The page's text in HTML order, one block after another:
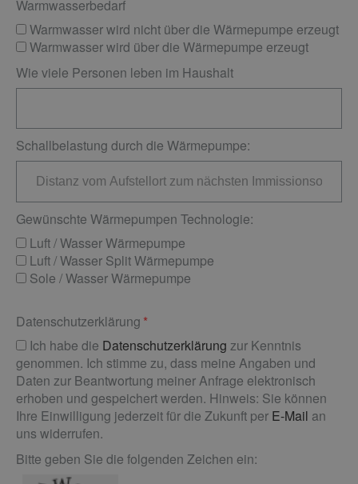
Warmwasserbedarf
Warmwasser wird nicht über die Wärmepumpe erzeugt
Warmwasser wird über die Wärmepumpe erzeugt
Wie viele Personen leben im Haushalt
Schallbelastung durch die Wärmepumpe:
Gewünschte Wärmepumpen Technologie:
Luft / Wasser Wärmepumpe
Luft / Wasser Split Wärmepumpe
Sole / Wasser Wärmepumpe
Datenschutzerklärung
Ich habe die Datenschutzerklärung zur Kenntnis
genommen. Ich stimme zu, dass meine Angaben und
Daten zur Beantwortung meiner Anfrage elektronisch
erhoben und gespeichert werden. Hinweis: Sie können
Ihre Einwilligung jederzeit für die Zukunft per E-Mail an
uns widerrufen.
Bitte geben Sie die folgenden Zeichen ein: